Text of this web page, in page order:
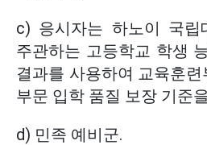
c) 응시자는 하노이 국립
주관하는 고등학교 학생
결과를 사용하여 교육훈
부문 입학 품질 보장 기준
d) 민족 예비군.